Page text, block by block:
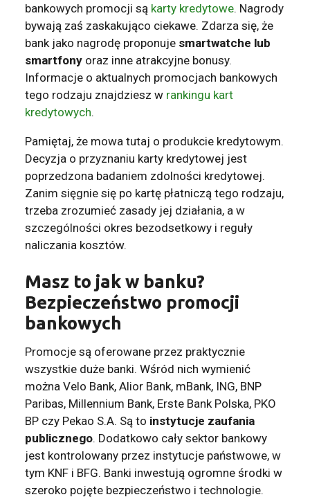
bankowych promocji są karty kredytowe. Nagrody
bywają zaś zaskakująco ciekawe. Zdarza się, że
bank jako nagrodę proponuje smartwatche lub
smartfony oraz inne atrakcyjne bonusy.
Informacje o aktualnych promocjach bankowych
tego rodzaju znajdziesz w rankingu kart
kredytowych.
Pamiętaj, że mowa tutaj o produkcie kredytowym.
Decyzja o przyznaniu karty kredytowej jest
poprzedzona badaniem zdolności kredytowej.
Zanim sięgnie się po kartę płatniczą tego rodzaju,
trzeba zrozumieć zasady jej działania, a w
szczególności okres bezodsetkowy i reguły
naliczania kosztów.
Masz to jak w banku?
Bezpieczeństwo promocji
bankowych
Promocje są oferowane przez praktycznie
wszystkie duże banki. Wśród nich wymienić
można Velo Bank, Alior Bank, mBank, ING, BNP
Paribas, Millennium Bank, Erste Bank Polska, PKO
BP czy Pekao S.A. Są to instytucje zaufania
publicznego. Dodatkowo cały sektor bankowy
jest kontrolowany przez instytucje państwowe, w
tym KNF i BFG. Banki inwestują ogromne środki w
szeroko pojęte bezpieczeństwo i technologie.